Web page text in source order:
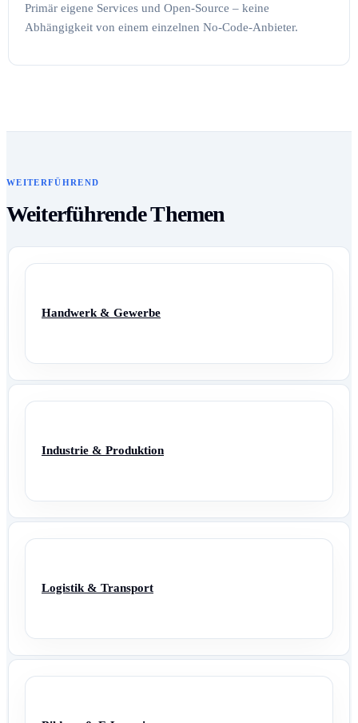
Primär eigene Services und Open-Source – keine
Abhängigkeit von einem einzelnen No-Code-Anbieter.
WEITERFÜHREND
Weiterführende Themen
Handwerk & Gewerbe
Industrie & Produktion
Logistik & Transport